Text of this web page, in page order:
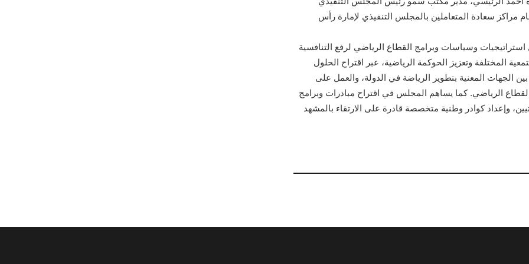
سعادة المتعاملين بالمجلس التنفيذي لإمارة رأس
وسياسات وبرامج القطاع الرياضي لرفع التنافسية
المختلفة وتعزيز الحوكمة الرياضية، عبر اقتراح الحلول
الجهات المعنية بتطوير الرياضة في الدولة، والعمل على
الرياضي. كما يساهم المجلس في اقتراح مبادرات وبرامج
وإعداد كوادر وطنية متخصصة قادرة على الارتقاء بالمشهد